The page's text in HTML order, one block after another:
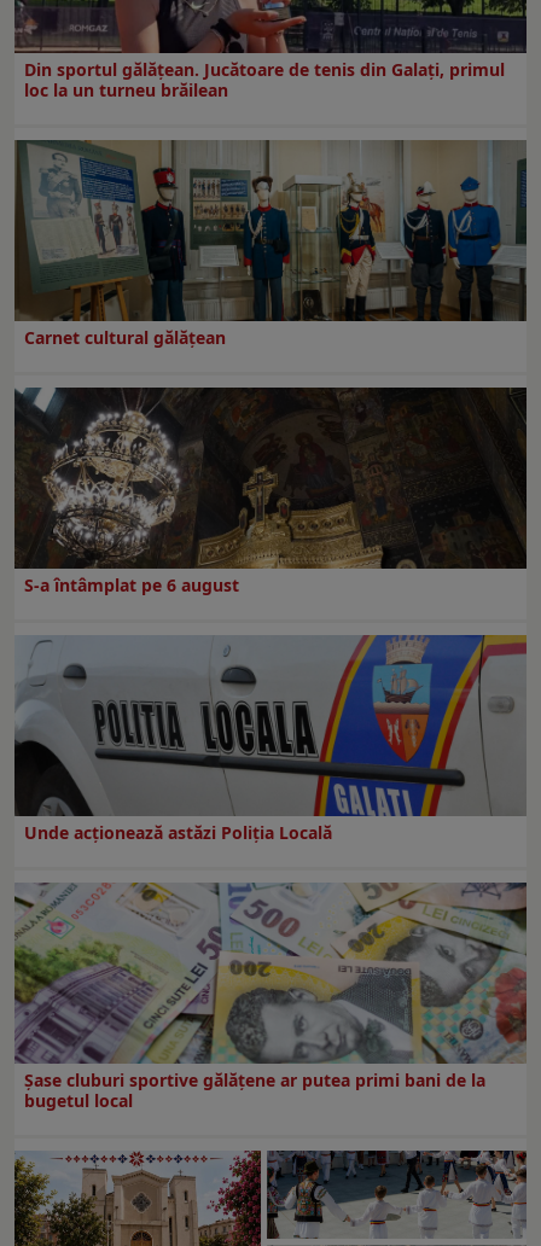
Din sportul gălățean. Jucătoare de tenis din Galați, primul
loc la un turneu brăilean
Carnet cultural gălăţean
S-a întâmplat pe 6 august
Unde acționează astăzi Poliția Locală
Şase cluburi sportive gălăţene ar putea primi bani de la
bugetul local